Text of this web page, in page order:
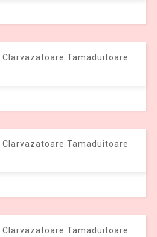
Tamaduitoare
Tamaduitoare
Tamaduitoare